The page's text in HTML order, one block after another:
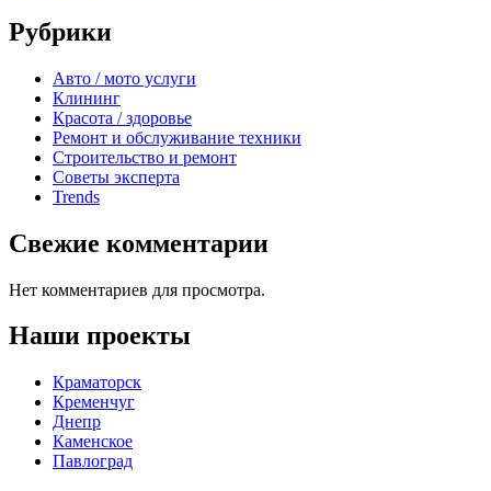
Рубрики
Авто / мото услуги
Клининг
Красота / здоровье
Ремонт и обслуживание техники
Строительство и ремонт
Советы эксперта
Trends
Свежие комментарии
Нет комментариев для просмотра.
Наши проекты
Краматорск
Кременчуг
Днепр
Каменское
Павлоград